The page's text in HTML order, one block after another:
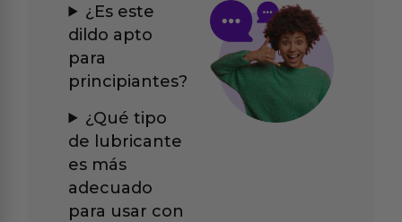
¿Es este
dildo apto
para
principiantes?
¿Qué tipo
de lubricante
es más
adecuado
para usar con